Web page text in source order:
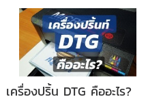
เครื่องปริ้น DTG คืออะไร?